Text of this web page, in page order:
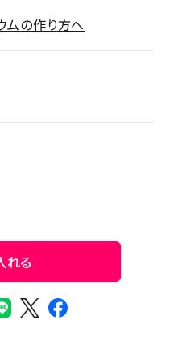
ムの作り方へ
れる